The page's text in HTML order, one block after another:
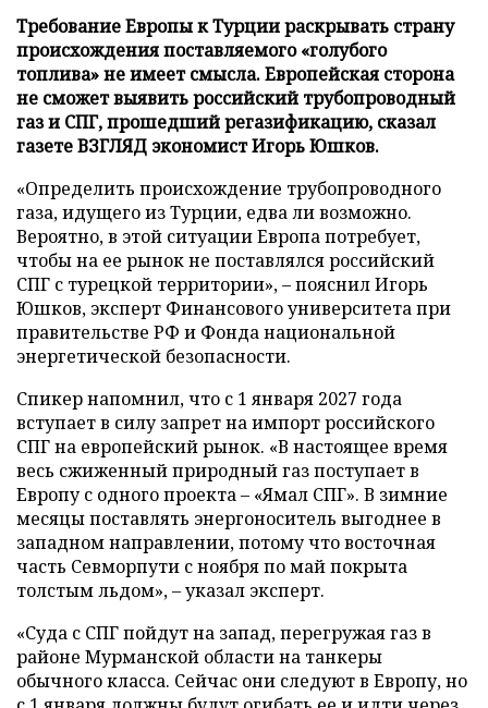
Требование Европы к Турции раскрывать страну
происхождения поставляемого «голубого
топлива» не имеет смысла. Европейская сторона
не сможет выявить российский трубопроводный
газ и СПГ, прошедший регазификацию, сказал
газете ВЗГЛЯД экономист Игорь Юшков.
«Определить происхождение трубопроводного
газа, идущего из Турции, едва ли возможно.
Вероятно, в этой ситуации Европа потребует,
чтобы на ее рынок не поставлялся российский
СПГ с турецкой территории», – пояснил Игорь
Юшков, эксперт Финансового университета при
правительстве РФ и Фонда национальной
энергетической безопасности.
Спикер напомнил, что с 1 января 2027 года
вступает в силу запрет на импорт российского
СПГ на европейский рынок. «В настоящее время
весь сжиженный природный газ поступает в
Европу с одного проекта – «Ямал СПГ». В зимние
месяцы поставлять энергоноситель выгоднее в
западном направлении, потому что восточная
часть Севморпути с ноября по май покрыта
толстым льдом», – указал эксперт.
«Суда с СПГ пойдут на запад, перегружая газ в
районе Мурманской области на танкеры
обычного класса. Сейчас они следуют в Европу, но